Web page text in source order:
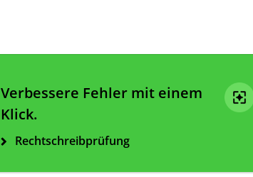
Verbessere Fehler mit einem
Klick.
Rechtschreibprüfung